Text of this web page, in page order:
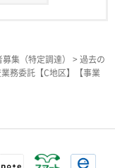
集（特定調達） > 過去の
務委託【C地区】【事業